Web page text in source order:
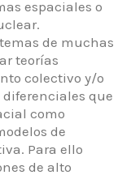
espaciales o
de muchas
teorías
colectivo y/o
que
como
de
Para ello
de alto